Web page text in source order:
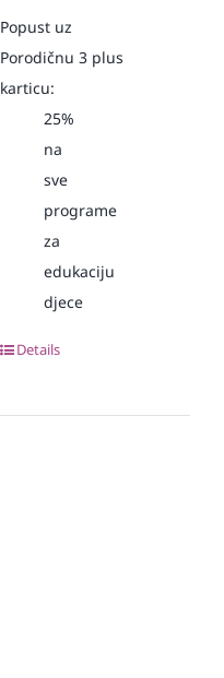
Popust uz
Porodičnu 3 plus
karticu:
25%
na
sve
programe
za
edukaciju
djece
Details